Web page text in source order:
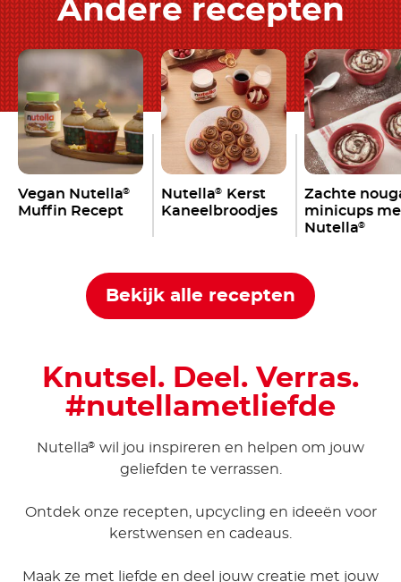
Andere recepten
Vegan Nutella®
Muffin Recept
Nutella®
Kerst
Kaneelbroodjes
Zachte
minicups
Nutella®
Bekijk alle recepten
Knutsel. Deel. Verras.
#nutellametliefde
Nutella® wil jou inspireren en helpen om jouw
geliefden te verrassen.
Ontdek onze recepten, upcycling en ideeën voor
kerstwensen en cadeaus.
Maak ze met liefde en deel jouw creatie met jouw